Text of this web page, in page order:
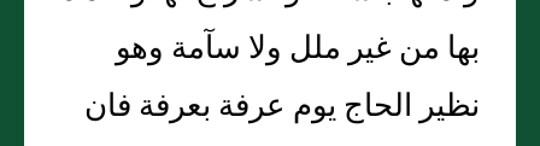
بها من غير ملل ولا سآمة وهو
نظير الحاج يوم عرفة بعرفة فان